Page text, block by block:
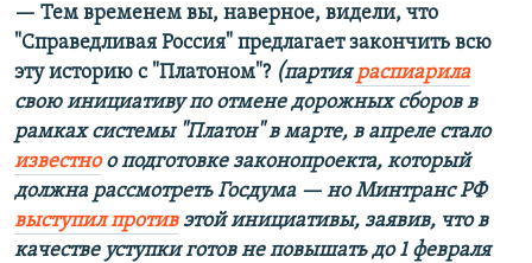
— Тем временем вы, наверное, видели, что
"Справедливая Россия" предлагает закончить всю
эту историю с "Платоном"? (партияраспиарила
свою инициативу по отмене дорожных сборов в
рамках системы "Платон" в марте, в апреле стало
известноо подготовке законопроекта, который
должна рассмотреть Госдума — но Минтранс РФ
выступил противэтой инициативы, заявив, что в
качестве уступки готов не повышать до 1 февраля